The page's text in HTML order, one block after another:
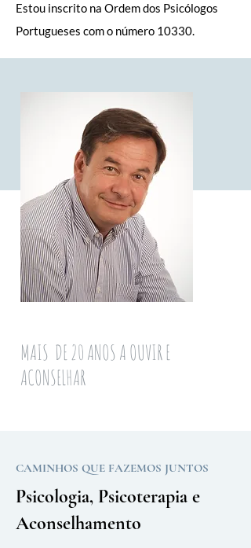
Estou inscrito na Ordem dos Psicólogos
Portugueses com o número 10330.
MAIS DE 20 ANOS A OUVIR E
ACONSELHAR
CAMINHOS QUE FAZEMOS JUNTOS
Psicologia, Psicoterapia e
Aconselhamento